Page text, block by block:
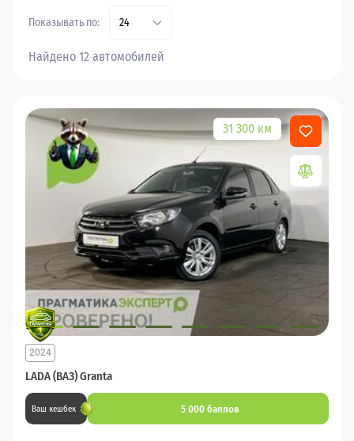
Показывать по: 24
Найдено 12 автомобилей
31 300 км
LADA (ВАЗ) Granta
2024
Ваш кешбек 5 000 баллов